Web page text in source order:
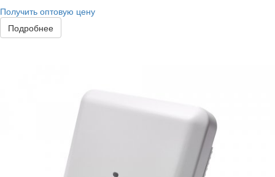
Получить оптовую цену
Подробнее